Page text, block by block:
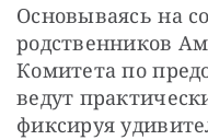
Основываясь на
родственников
Комитета по
ведут
фиксируя